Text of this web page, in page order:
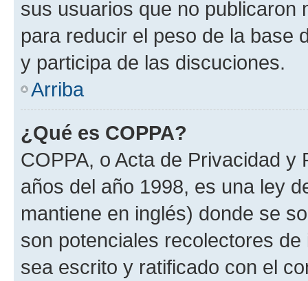
sus usuarios que no publicaron
para reducir el peso de la base
y participa de las discuciones.
Arriba
¿Qué es COPPA?
COPPA, o Acta de Privacidad
años del año 1998, es una ley
mantiene en inglés) donde se
son potenciales recolectores
sea escrito y ratificado con el